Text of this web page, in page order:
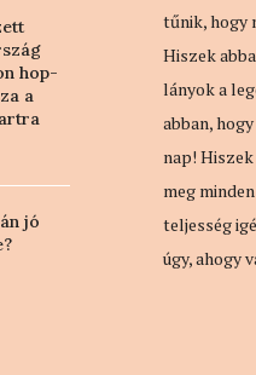
hop-
a
jó
tűnik, hogy
Hiszek
lányok a
abban,
nap! Hiszek
meg
teljesség
úgy, ahogy